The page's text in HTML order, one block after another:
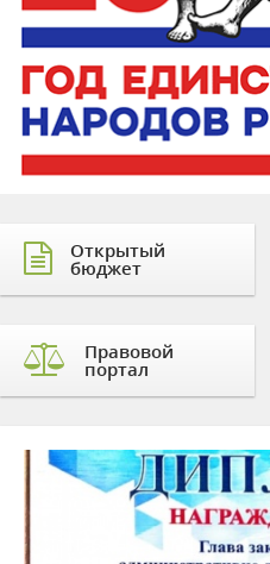
Открытый
бюджет
Правовой
портал